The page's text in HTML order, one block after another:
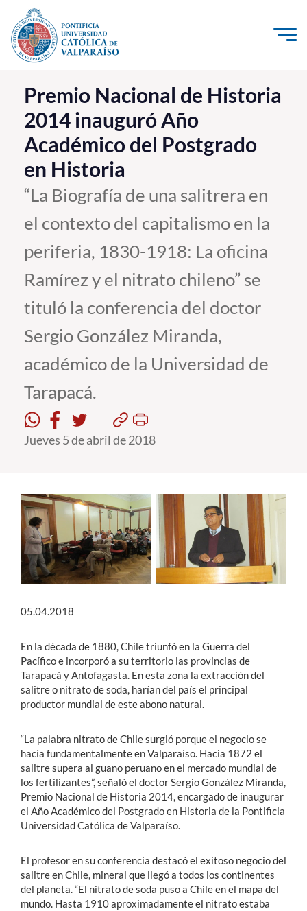
Click acá para ir directamente al contenido
La Universidad
Investigación, Creación e Innovación
PUCV Internacional
Vinculación con el Medio
Admisión
Pregrado
Postgrado
Formación Continua
Estudiantes
Académicos
Funcionarios
Alumni
Premio Nacional de Historia
2014 inauguró Año
Académico del Postgrado
en Historia
“La Biografía de una salitrera en
el contexto del capitalismo en la
periferia, 1830-1918: La oficina
Ramírez y el nitrato chileno” se
tituló la conferencia del doctor
Sergio González Miranda,
académico de la Universidad de
Tarapacá.
Jueves 5 de abril de 2018
05.04.2018
En la década de 1880, Chile triunfó en la Guerra del
Pacífico e incorporó a su territorio las provincias de
Tarapacá y Antofagasta. En esta zona la extracción del
salitre o nitrato de soda, harían del país el principal
productor mundial de este abono natural.
“La palabra nitrato de Chile surgió porque el negocio se
hacía fundamentalmente en Valparaíso. Hacia 1872 el
salitre supera al guano peruano en el mercado mundial de
los fertilizantes”, señaló el doctor Sergio González Miranda,
Premio Nacional de Historia 2014, encargado de inaugurar
el Año Académico del Postgrado en Historia de la Pontificia
Universidad Católica de Valparaíso.
El profesor en su conferencia destacó el exitoso negocio del
salitre en Chile, mineral que llegó a todos los continentes
del planeta. “El nitrato de soda puso a Chile en el mapa del
mundo. Hasta 1910 aproximadamente el nitrato estaba